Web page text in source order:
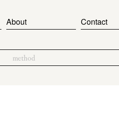
About Contact
method